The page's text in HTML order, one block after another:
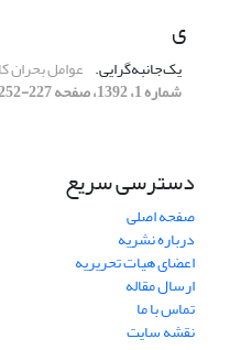
ی
یک‌جانبه‌گرایی.‏ عوامل بحران
شماره 1، 1392، صفحه 227-252]
دسترسی سریع
صفحه اصلی
درباره نشریه
اعضای هیات تحریریه
ارسال مقاله
تماس با ما
نقشه سایت